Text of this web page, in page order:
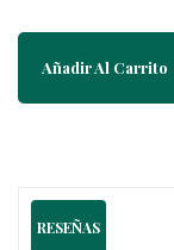
Añadir Al Carrito
RESEÑAS